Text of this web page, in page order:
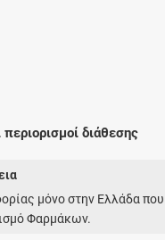
περιορισμοί διάθεσης
μόνο στην Ελλάδα που
Φαρμάκων.